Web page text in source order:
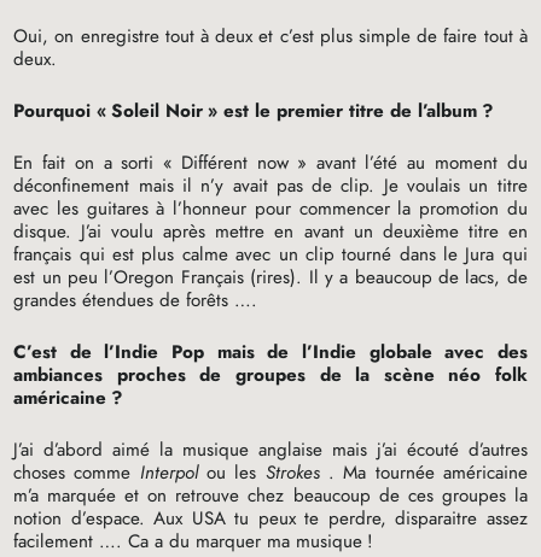
Oui, on enregistre tout à deux et c’est plus simple de faire tout à
deux.
Pourquoi «Soleil Noir» est le premier titre de l’album ?
En fait on a sorti « Différent now » avant l’été au moment du
déconfinement mais il n’y avait pas de clip. Je voulais un titre
avec les guitares à l’honneur pour commencer la promotion du
disque. J’ai voulu après mettre en avant un deuxième titre en
français qui est plus calme avec un clip tourné dans le Jura qui
est un peu l’Oregon Français (rires). Il y a beaucoup de lacs, de
grandes étendues de forêts ….
C’est de l’Indie Pop mais de l’Indie globale avec des
ambiances proches de groupes de la scène néo folk
américaine ?
J’ai d’abord aimé la musique anglaise mais j’ai écouté d’autres
choses comme Interpolou les Strokes . Ma tournée américaine
m’a marquée et on retrouve chez beaucoup de ces groupes la
notion d’espace. Aux USAtu peux te perdre, disparaitre assez
facilement …. Ca a du marquer ma musique !